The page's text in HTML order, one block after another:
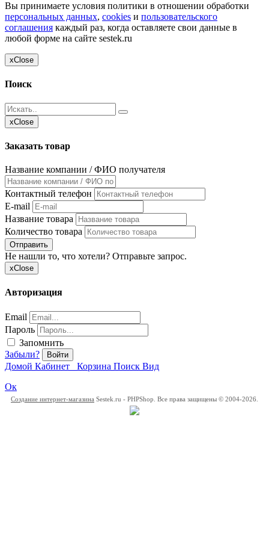
Вы принимаете условия политики в отношении обработки
персональных данных, cookies и пользовательского
соглашения каждый раз, когда оставляете свои данные в
любой форме на сайте sestek.ru
xClose
Поиск
xClose
Заказать товар
Название компании / ФИО получателя
Контактный телефон
E-mail
Название товара
Количество товара
Отправить
Не нашли то, что хотели? Отправьте запрос.
xClose
Авторизация
Email
Пароль
Запомнить
Забыли?
Войти
Домой Кабинет Корзина Поиск Вид
Ок
Создание интернет-магазина Sestek.ru - PHPShop. Все права защищены © 2004-2026.